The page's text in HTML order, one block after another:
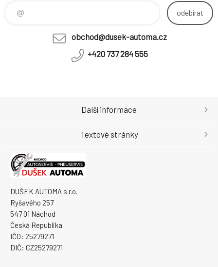
odebírat
obchod@dusek-automa.cz
+420 737 284 555
DUŠEK AUTOMA s.r.o.
Ryšavého 257
547 01 Náchod
Česká Republika
IČO: 25279271
DIČ: CZ25279271
Další informace
Textové stránky